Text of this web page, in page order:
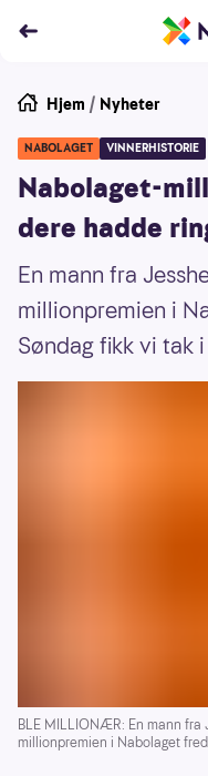
Hjem / Nyheter
NABOLAGET VINNERHISTORIE
Nabolaget-
dere hadde
En mann fra
millionpremien i
Søndag fikk vi tak
BLE MILLIONÆR: En mann
millionpremien i Nabolaget